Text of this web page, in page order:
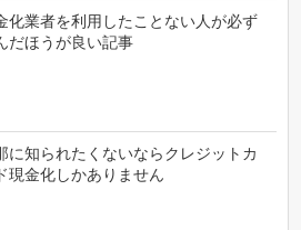
化業者を利用したことない人が必ず
だほうが良い記事
に知られたくないならクレジットカ
現金化しかありません